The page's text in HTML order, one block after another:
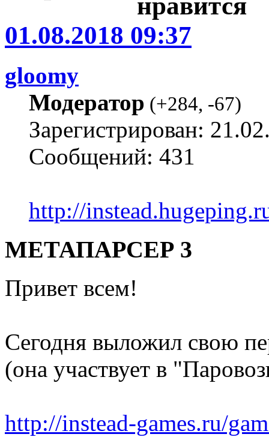
01.08.2018 09:37
gloomy
Модератор (+284, -67)
Зарегистрирован:
Сообщений: 431
http://
МЕТАПАРСЕР 3
Привет всем!
Сегодня выложил свою
(она участвует в
http://instead-games.ru/